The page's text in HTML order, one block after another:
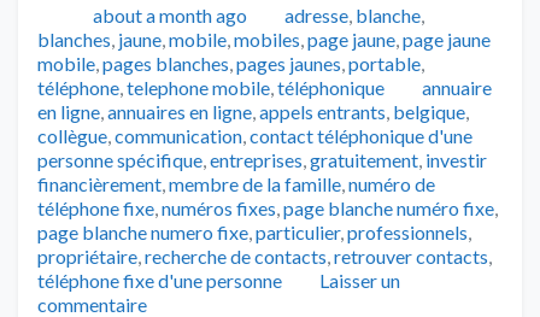
Publié
about a month ago Catégories
adresse, blanche,
blanches, jaune,mobile,mobiles,page jaune,page jaune
mobile,pages blanches,pages jaunes,portable,
téléphone,telephone mobile,téléphonique Tags
annuaire
en ligne,annuaires en ligne,appels entrants, belgique,
collègue,communication,contact téléphonique d'une
personne spécifique,entreprises,gratuitement, investir
financièrement,membre de la famille,numéro de
téléphone fixe,numéros fixes,page blanche numéro fixe,
page blanche numero fixe,particulier,professionnels,
propriétaire,recherche de contacts,retrouver contacts,
téléphone fixe d'une personne
Laisser un
commentaire